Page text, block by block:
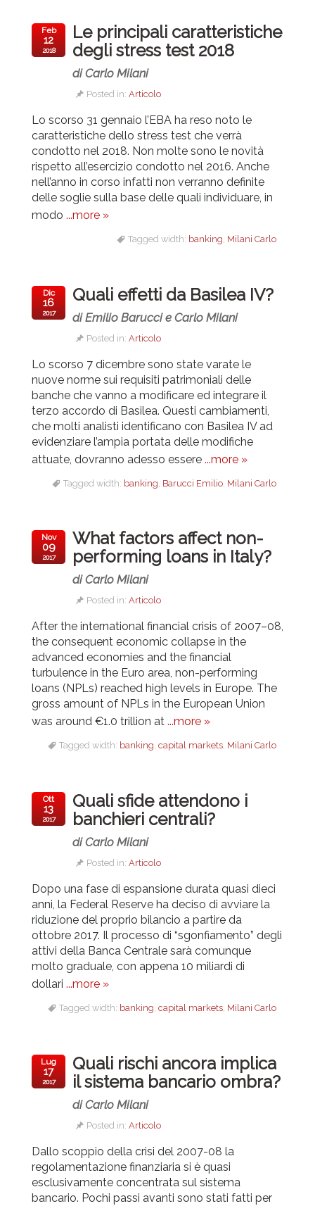
Le principali caratteristiche
degli stress test 2018
di Carlo Milani
Posted in: Articolo
Feb
12
2018
Lo scorso 31 gennaio l’EBA ha reso noto le
caratteristiche dello stress test che verrà
condotto nel 2018. Non molte sono le novità
rispetto all’esercizio condotto nel 2016. Anche
nell’anno in corso infatti non verranno definite
delle soglie sulla base delle quali individuare, in
modo ...more »
Tagged width: banking Milani Carlo
Quali effetti da Basilea IV?
di Emilio Barucci e Carlo Milani
Posted in: Articolo
Dic
16
2017
Lo scorso 7 dicembre sono state varate le
nuove norme sui requisiti patrimoniali delle
banche che vanno a modificare ed integrare il
terzo accordo di Basilea. Questi cambiamenti,
che molti analisti identificano con Basilea IV ad
evidenziare l’ampia portata delle modifiche
attuate, dovranno adesso essere ...more »
Tagged width: banking Barucci Emilio Milani Carlo
What factors affect non-
performing loans in Italy?
di Carlo Milani
Posted in: Articolo
Nov
09
2017
After the international financial crisis of 2007–08,
the consequent economic collapse in the
advanced economies and the financial
turbulence in the Euro area, non-performing
loans (NPLs) reached high levels in Europe. The
gross amount of NPLs in the European Union
was around €1.0 trillion at ...more »
Tagged width: banking, capital markets, Milani Carlo
Quali sfide attendono i
banchieri centrali?
di Carlo Milani
Posted in: Articolo
Ott
13
2017
Dopo una fase di espansione durata quasi dieci
anni, la Federal Reserve ha deciso di avviare la
riduzione del proprio bilancio a partire da
ottobre 2017. Il processo di “sgonfiamento” degli
attivi della Banca Centrale sarà comunque
molto graduale, con appena 10 miliardi di
dollari ...more »
Tagged width: banking, capital markets, Milani Carlo
Quali rischi ancora implica
il sistema bancario ombra?
di Carlo Milani
Posted in: Articolo
Lug
17
2017
Dallo scoppio della crisi del 2007-08 la
regolamentazione finanziaria si è quasi
esclusivamente concentrata sul sistema
bancario. Pochi passi avanti sono stati fatti per